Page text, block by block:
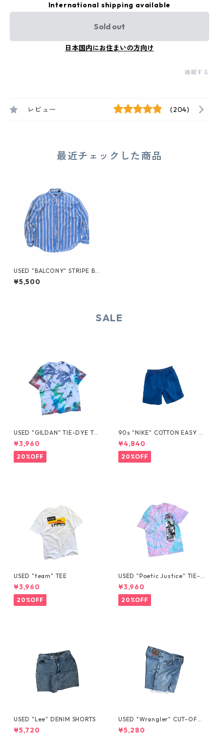
International shipping available
Sold out
日本国内にお住まいの方向け
通報する
レビュー (204)
最近チェックした商品
USED "BALCONY" STRIPE BD
SHIRT
¥5,500
SALE
USED "GILDAN" TIE-DYE TE
E
¥3,960
20%OFF
90s "NIKE" COTTON EASY S
HORTS
¥4,840
20%OFF
USED "team" TEE
¥3,960
20%OFF
USED "Poetic Justice" TIE-D
YE TEE
¥3,960
20%OFF
USED "Lee" DENIM SHORTS
¥5,720
USED "Wrangler" CUT-OFF
DENIM SHORTS
¥5,280